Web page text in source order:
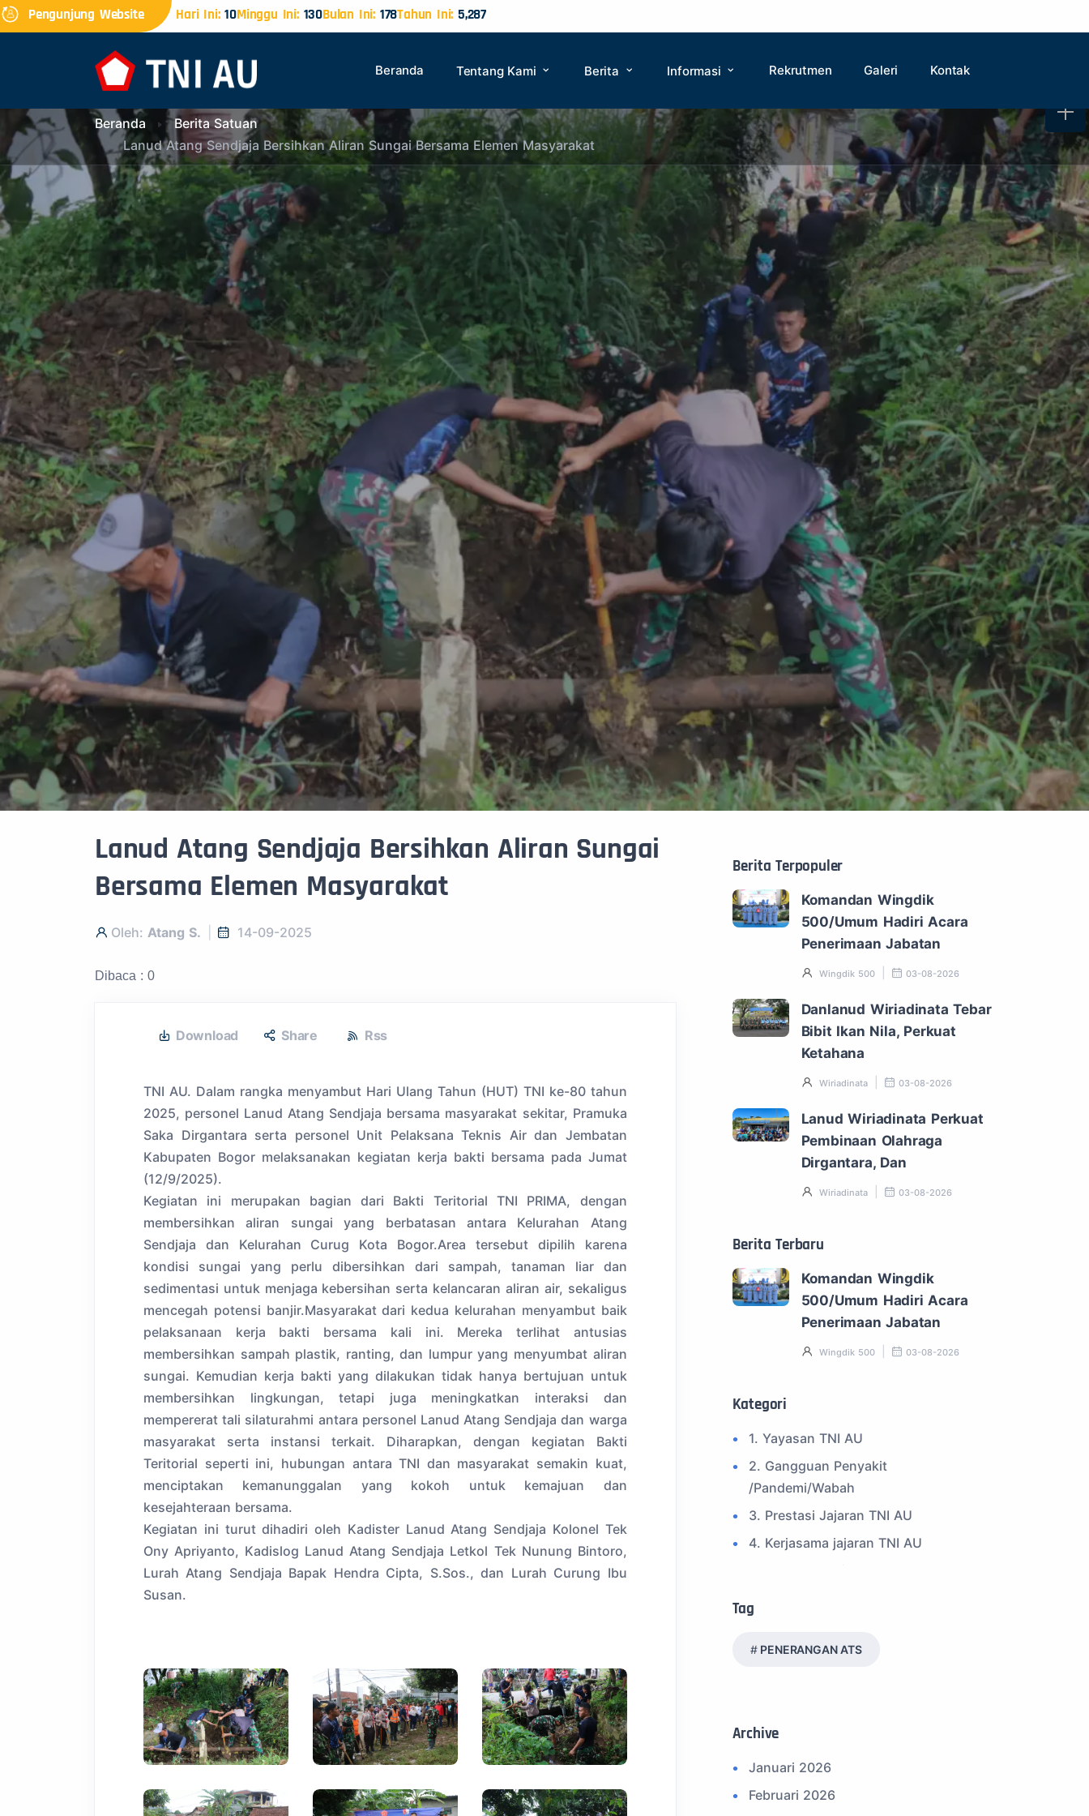
Pengunjung Website Hari Ini:10Minggu Ini:130Bulan Ini: 178Tahun Ini: 5,287
Beranda Tentang Kami Berita Informasi Rekrutmen Galeri Kontak
Beranda
Berita Satuan
Lanud Atang Sendjaja Bersihkan Aliran Sungai Bersama Elemen Masyarakat
Lanud Atang Sendjaja Bersihkan Aliran Sungai
Bersama Elemen Masyarakat
Oleh: Atang S. 14-09-2025
Dibaca : 0
Download Share Rss
TNI AU. Dalam rangka menyambut Hari Ulang Tahun (HUT) TNI ke-80 tahun
2025, personel Lanud Atang Sendjaja bersama masyarakat sekitar, Pramuka
Saka Dirgantara serta personel Unit Pelaksana Teknis Air dan Jembatan
Kabupaten Bogor melaksanakan kegiatan kerja bakti bersama pada Jumat
(12/9/2025).
Kegiatan ini merupakan bagian dari Bakti Teritorial TNI PRIMA, dengan
membersihkan aliran sungai yang berbatasan antara Kelurahan Atang
Sendjaja dan Kelurahan Curug Kota Bogor.Area tersebut dipilih karena
kondisi sungai yang perlu dibersihkan dari sampah, tanaman liar dan
sedimentasi untuk menjaga kebersihan serta kelancaran aliran air, sekaligus
mencegah potensi banjir.​Masyarakat dari kedua kelurahan menyambut baik
pelaksanaan kerja bakti bersama kali ini. Mereka terlihat antusias
membersihkan sampah plastik, ranting, dan lumpur yang menyumbat aliran
sungai. Kemudian kerja bakti yang dilakukan tidak hanya bertujuan untuk
membersihkan lingkungan, tetapi juga meningkatkan interaksi dan
mempererat tali silaturahmi antara personel Lanud Atang Sendjaja dan warga
masyarakat serta instansi terkait. ​Diharapkan, dengan kegiatan Bakti
Teritorial seperti ini, hubungan antara TNI dan masyarakat semakin kuat,
menciptakan kemanunggalan yang kokoh untuk kemajuan dan
kesejahteraan bersama.
Kegiatan ini turut dihadiri oleh Kadister Lanud Atang Sendjaja Kolonel Tek
Ony Apriyanto, Kadislog Lanud Atang Sendjaja Letkol Tek Nunung Bintoro,
Lurah Atang Sendjaja Bapak Hendra Cipta, S.Sos., dan Lurah Curung Ibu
Susan.
Berita Terpopuler
Komandan Wingdik
500/Umum Hadiri Acara
Penerimaan Jabatan
Wingdik 500 03-08-2026
Danlanud Wiriadinata Tebar
Bibit Ikan Nila, Perkuat
Ketahana
Wiriadinata 03-08-2026
Lanud Wiriadinata Perkuat
Pembinaan Olahraga
Dirgantara, Dan
Wiriadinata 03-08-2026
Berita Terbaru
Komandan Wingdik
500/Umum Hadiri Acara
Penerimaan Jabatan
Wingdik 500 03-08-2026
Kategori
1. Yayasan TNI AU
2. Gangguan Penyakit
/Pandemi/Wabah
3. Prestasi Jajaran TNI AU
4. Kerjasama jajaran TNI AU
8. SPAM Sosial Media
11. Info Operasi dan Latihan
12. Federasi Aero Sport Indonesia
13. Satuan Karya Dirgantara - Pramuka
Tag
PENERANGAN ATS
Archive
Januari 2026
Februari 2026